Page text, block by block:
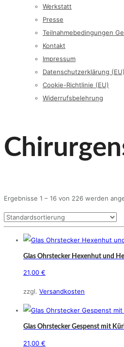
Werkstatt
Presse
Teilnahmebedingungen
Kontakt
Impressum
Datenschutzerklärung (EU)
Cookie-Richtlinie (EU)
Widerrufsbelehrung
Ergebnisse 1 – 16 von 226 werden
Glas Ohrstecker Hexenhut und
21,00 €
zzgl. Versandkosten
Glas Ohrstecker Gespenst mit
21,00 €